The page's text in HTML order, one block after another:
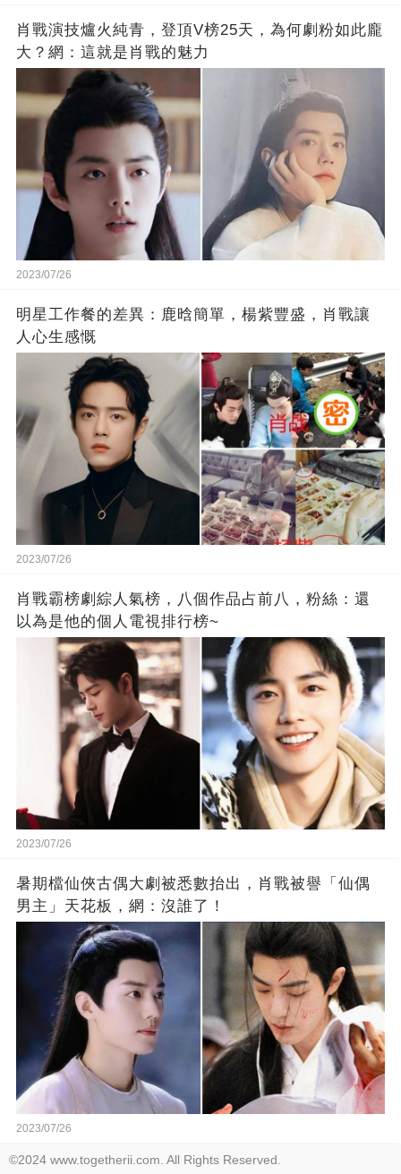
肖戰演技爐火純青，登頂V榜25天，為何劇粉如此龐
大？網：這就是肖戰的魅力
2023/07/26
明星工作餐的差異：鹿晗簡單，楊紫豐盛，肖戰讓
人心生感慨
2023/07/26
肖戰霸榜劇綜人氣榜，八個作品占前八，粉絲：還
以為是他的個人電視排行榜~
2023/07/26
暑期檔仙俠古偶大劇被悉數抬出，肖戰被譽「仙偶
男主」天花板，網：沒誰了！
2023/07/26
©2024 www.togetherii.com. All Rights Reserved.